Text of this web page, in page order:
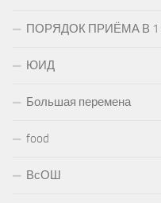
ПОРЯДОК ПРИЁМА В 1
ЮИД
Большая перемена
food
ВсОШ